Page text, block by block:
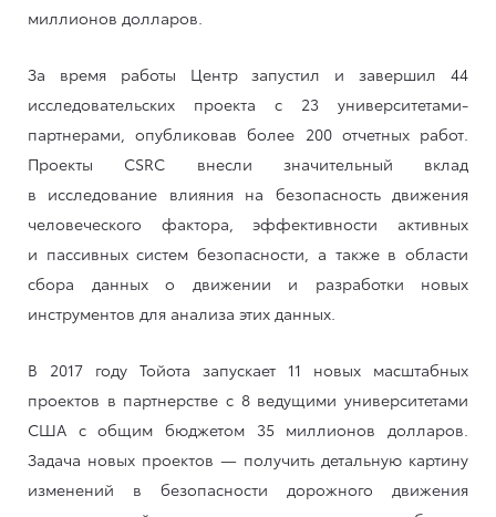
миллионов долларов.
За время работы Центр запустил и завершил 44
исследовательских проекта с 23 университетами-
партнерами, опубликовав более 200 отчетных работ.
Проекты CSRC внесли значительный вклад
в исследование влияния на безопасность движения
человеческого фактора, эффективности активных
и пассивных систем безопасности, а также в области
сбора данных о движении и разработки новых
инструментов для анализа этих данных.
В 2017 году Тойота запускает 11 новых масштабных
проектов в партнерстве с 8 ведущими университетами
США с общим бюджетом 35 миллионов долларов.
Задача новых проектов — получить детальную картину
изменений в безопасности дорожного движения